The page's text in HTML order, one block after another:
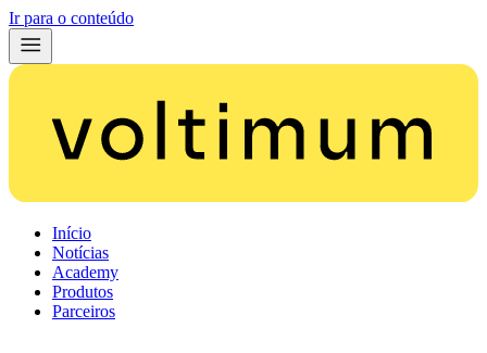
Ir para o conteúdo
Início
Notícias
Academy
Produtos
Parceiros